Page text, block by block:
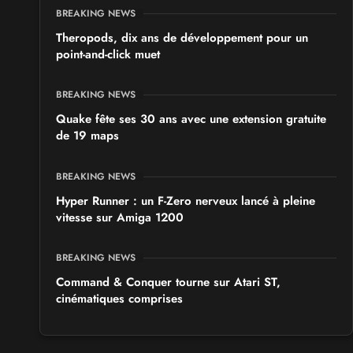
BREAKING NEWS
Theropods, dix ans de développement pour un
point-and-click muet
BREAKING NEWS
Quake fête ses 30 ans avec une extension gratuite
de 19 maps
BREAKING NEWS
Hyper Runner : un F-Zero nerveux lancé à pleine
vitesse sur Amiga 1200
BREAKING NEWS
Command & Conquer tourne sur Atari ST,
cinématiques comprises